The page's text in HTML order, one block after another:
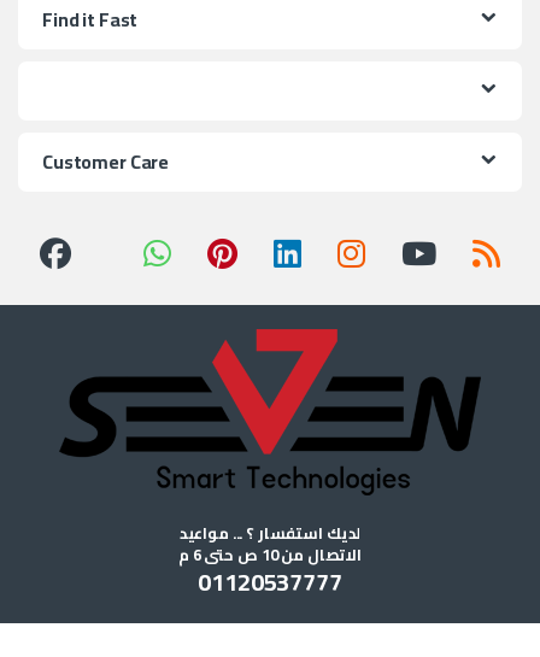
Find it Fast
Customer Care
لديك استفسار ؟ ... مواعيد
الاتصال من 10 ص حتى 6 م
01120537777